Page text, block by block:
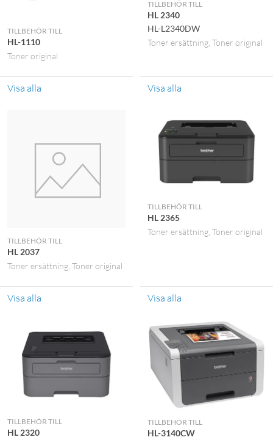
TILLBEHÖR TILL
HL-1110
Toner original
Visa alla
TILLBEHÖR TILL
HL 2340
HL-L2340DW
Toner ersättning Toner original
Visa alla
TILLBEHÖR TILL
HL 2037
Toner ersättning Toner original
Visa alla
TILLBEHÖR TILL
HL 2365
Toner ersättning Toner original
Visa alla
TILLBEHÖR TILL
HL 2320
TILLBEHÖR TILL
HL-3140CW